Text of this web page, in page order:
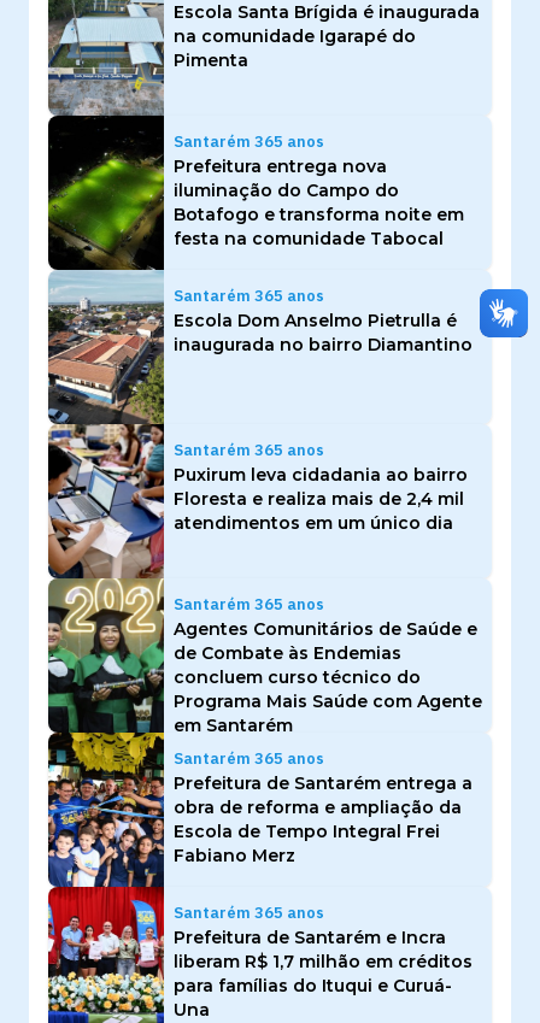
Escola Santa Brígida é inaugurada
na comunidade Igarapé do
Pimenta
Santarém 365 anos
Prefeitura entrega nova
iluminação do Campo do
Botafogo e transforma noite em
festa na comunidade Tabocal
Santarém 365 anos
Escola Dom Anselmo Pietrulla é
inaugurada no bairro Diamantino
Santarém 365 anos
Puxirum leva cidadania ao bairro
Floresta e realiza mais de 2,4 mil
atendimentos em um único dia
Santarém 365 anos
Agentes Comunitários de Saúde e
de Combate às Endemias
concluem curso técnico do
Programa Mais Saúde com Agente
em Santarém
Santarém 365 anos
Prefeitura de Santarém entrega a
obra de reforma e ampliação da
Escola de Tempo Integral Frei
Fabiano Merz
Santarém 365 anos
Prefeitura de Santarém e Incra
liberam R$ 1,7 milhão em créditos
para famílias do Ituqui e Curuá-
Una